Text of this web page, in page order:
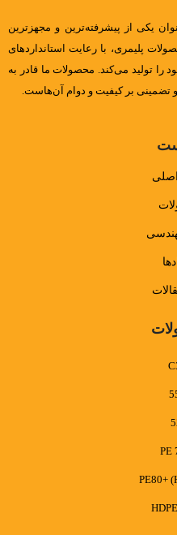
یکی از پیشرفته‌ترین و مجهزترین
پلیمری، با رعایت استانداردهای
را تولید می‌کند. محصولات ما قادر به
و تضمینی بر کیفیت و دوام آن‌هاست.
PE
PE80+